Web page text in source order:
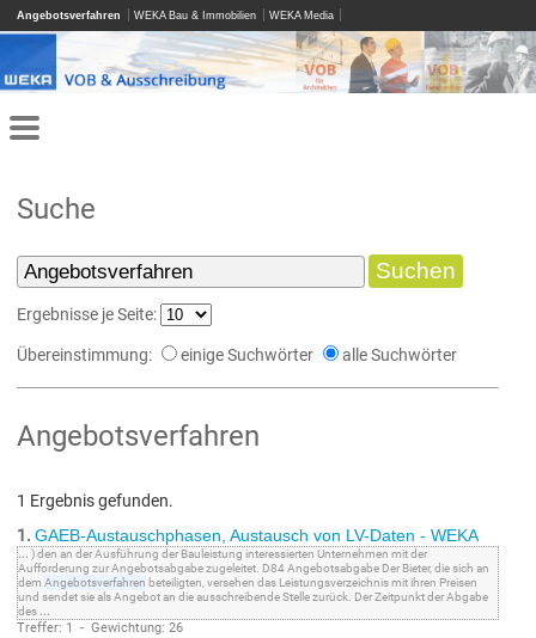
Angebotsverfahren WEKA Bau & Immobilien WEKA Media
Suche
Ergebnisse je Seite:
Übereinstimmung: einige Suchwörter alle Suchwörter
Angebotsverfahren
1 Ergebnis gefunden.
1. GAEB-Austauschphasen, Austausch von LV-Daten - WEKA
... ) den an der Ausführung der Bauleistung interessierten Unternehmen mit der
Aufforderung zur Angebotsabgabe zugeleitet. D84 Angebotsabgabe Der Bieter, die sich an
dem Angebotsverfahren beteiligten, versehen das Leistungsverzeichnis mit ihren Preisen
und sendet sie als Angebot an die ausschreibende Stelle zurück. Der Zeitpunkt der Abgabe
des ...
Treffer: 1 - Gewichtung: 26